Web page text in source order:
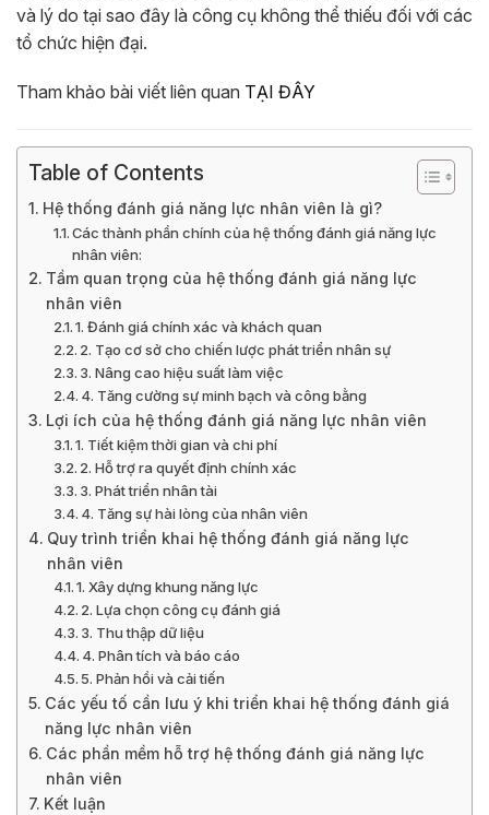
và lý do tại sao đây là công cụ không thể thiếu đối với các
tổ chức hiện đại.
Tham khảo bài viết liên quan TẠI ĐÂY
Table of Contents
Hệ thống đánh giá năng lực nhân viên là gì?
Các thành phần chính của hệ thống đánh giá năng lực
nhân viên:
Tầm quan trọng của hệ thống đánh giá năng lực
nhân viên
1. Đánh giá chính xác và khách quan
2. Tạo cơ sở cho chiến lược phát triển nhân sự
3. Nâng cao hiệu suất làm việc
4. Tăng cường sự minh bạch và công bằng
Lợi ích của hệ thống đánh giá năng lực nhân viên
1. Tiết kiệm thời gian và chi phí
2. Hỗ trợ ra quyết định chính xác
3. Phát triển nhân tài
4. Tăng sự hài lòng của nhân viên
Quy trình triển khai hệ thống đánh giá năng lực
nhân viên
1. Xây dựng khung năng lực
2. Lựa chọn công cụ đánh giá
3. Thu thập dữ liệu
4. Phân tích và báo cáo
5. Phản hồi và cải tiến
Các yếu tố cần lưu ý khi triển khai hệ thống đánh giá
năng lực nhân viên
Các phần mềm hỗ trợ hệ thống đánh giá năng lực
nhân viên
Kết luận